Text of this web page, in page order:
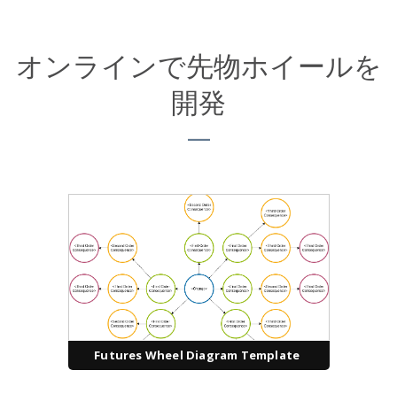
オンラインで先物ホイールを
開発
Futures Wheel Diagram Template